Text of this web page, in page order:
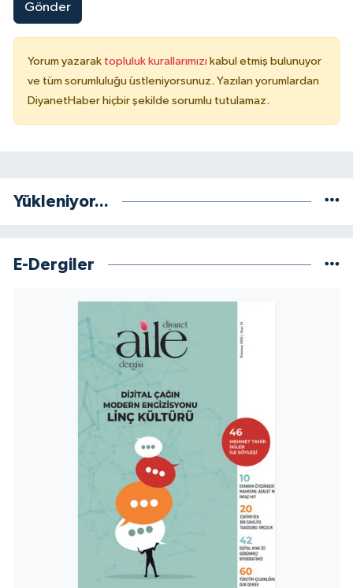
Gönder
Yorum yazarak topluluk kurallarımızı kabul etmiş bulunuyor
ve tüm sorumluluğu üstleniyorsunuz. Yazılan yorumlardan
DiyanetHaber hiçbir şekilde sorumlu tutulamaz.
Yükleniyor...
E-Dergiler
Van Müftülüğü
Yalova Müftülüğü
Yozgat Müftülüğü